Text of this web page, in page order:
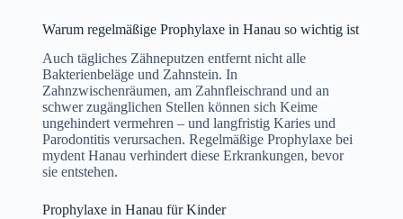
Warum regelmäßige Prophylaxe in Hanau so wichtig ist
Auch tägliches Zähneputzen entfernt nicht alle
Bakterienbeläge und Zahnstein. In
Zahnzwischenräumen, am Zahnfleischrand und an
schwer zugänglichen Stellen können sich Keime
ungehindert vermehren – und langfristig Karies und
Parodontitis verursachen. Regelmäßige Prophylaxe bei
mydent Hanau verhindert diese Erkrankungen, bevor
sie entstehen.
Prophylaxe in Hanau für Kinder